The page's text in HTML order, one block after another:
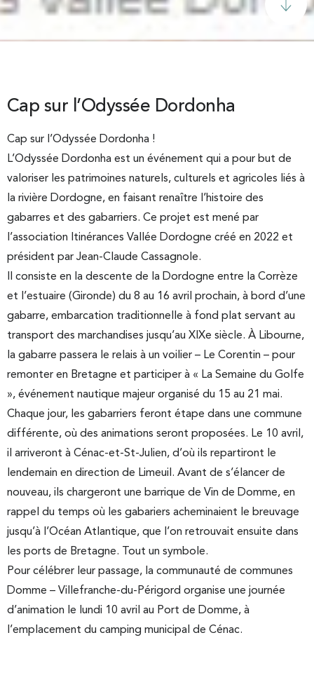
Cap sur l’Odyssée Dordonha
Cap sur l’Odyssée Dordonha !
L’Odyssée Dordonha est un événement qui a pour but de
valoriser les patrimoines naturels, culturels et agricoles liés à
la rivière Dordogne, en faisant renaître l’histoire des
gabarres et des gabarriers. Ce projet est mené par
l’association Itinérances Vallée Dordogne créé en 2022 et
président par Jean-Claude Cassagnole.
Il consiste en la descente de la Dordogne entre la Corrèze
et l’estuaire (Gironde) du 8 au 16 avril prochain, à bord d’une
gabarre, embarcation traditionnelle à fond plat servant au
transport des marchandises jusqu’au XIXe siècle. À Libourne,
la gabarre passera le relais à un voilier – Le Corentin – pour
remonter en Bretagne et participer à « La Semaine du Golfe
», événement nautique majeur organisé du 15 au 21 mai.
Chaque jour, les gabarriers feront étape dans une commune
différente, où des animations seront proposées. Le 10 avril,
il arriveront à Cénac-et-St-Julien, d’où ils repartiront le
lendemain en direction de Limeuil. Avant de s’élancer de
nouveau, ils chargeront une barrique de Vin de Domme, en
rappel du temps où les gabariers acheminaient le breuvage
jusqu’à l’Océan Atlantique, que l’on retrouvait ensuite dans
les ports de Bretagne. Tout un symbole.
Pour célébrer leur passage, la communauté de communes
Domme – Villefranche-du-Périgord organise une journée
d’animation le lundi 10 avril au Port de Domme, à
l’emplacement du camping municipal de Cénac.